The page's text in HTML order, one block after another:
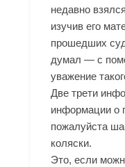
недавно
изучив его
прошедших
думал — с
уважение
Две трети
информации о
пожалуйста
коляски.
Это, если